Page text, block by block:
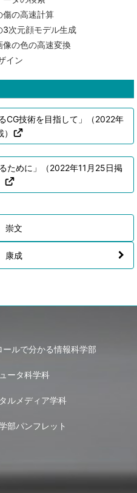
傷の高速計算
3次元顔モデル生成
の色の高速変換
イン
CG技術を目指して」（2022年
ために」（2022年11月25日掲
崇文
康成
ールで分かる情報科学部
ータ科学科
ルメディア学科
部パンフレット